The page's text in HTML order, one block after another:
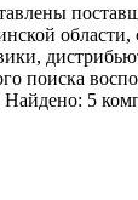
поиска
5